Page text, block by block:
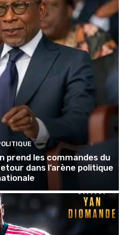
prend les commandes du
dans l’arène politique